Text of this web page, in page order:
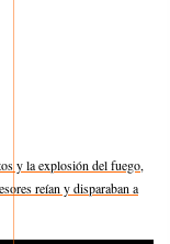
y la explosión del fuego,
reían y disparaban a